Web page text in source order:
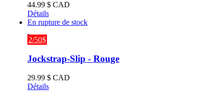
44.99 $ CAD
Détails
En rupture de stock
2/50$
Jockstrap-Slip - Rouge
29.99 $ CAD
Détails